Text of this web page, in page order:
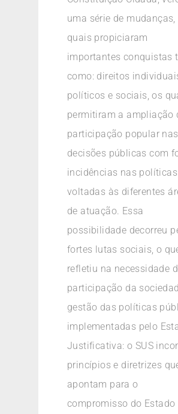
uma série de mudanças,
quais propiciaram
importantes conquistas
como: direitos
políticos e sociais, os
permitiram a ampliação
participação popular nas
decisões públicas com
incidências nas políticas
voltadas às diferentes
de atuação. Essa
possibilidade decorreu
fortes lutas sociais, o
refletiu na necessidade
participação da
gestão das políticas
implementadas pelo
Justificativa: o SUS
princípios e diretrizes
apontam para o
compromisso do Estado